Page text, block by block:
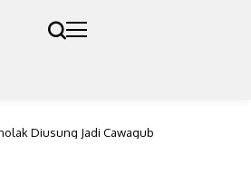
Diusung Jadi Cawagub